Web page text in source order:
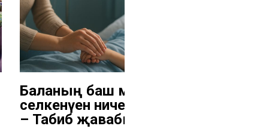
Баланың баш мие
селкенүен ничек белергә?
– Табиб җавабы